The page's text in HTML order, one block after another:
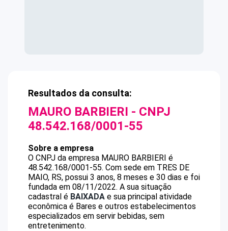
Resultados da consulta:
MAURO BARBIERI - CNPJ
48.542.168/0001-55
Sobre a empresa
O CNPJ da empresa MAURO BARBIERI é
48.542.168/0001-55. Com sede em TRES DE
MAIO, RS, possui 3 anos, 8 meses e 30 dias e foi
fundada em 08/11/2022. A sua situação
cadastral é BAIXADA e sua principal atividade
econômica é Bares e outros estabelecimentos
especializados em servir bebidas, sem
entretenimento.